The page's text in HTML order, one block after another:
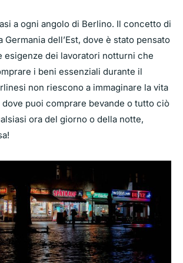
a ogni angolo di Berlino. Il concetto di
Germania dell’Est, dove è stato pensato
esigenze dei lavoratori notturni che
i beni essenziali durante il
non riescono a immaginare la vita
dove puoi comprare bevande o tutto ciò
ora del giorno o della notte,